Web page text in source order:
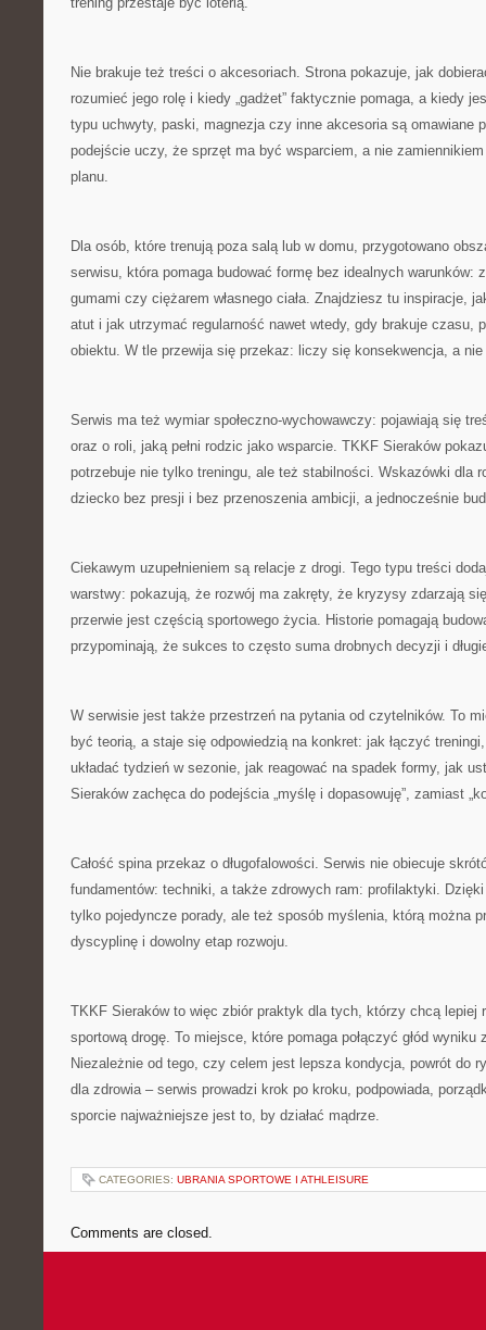
Nie brakuje też treści o akcesoriach. Strona pokazuje, jak
rozumieć jego rolę i kiedy „gadżet” faktycznie pomaga, a kiedy
typu uchwyty, paski, magnezja czy inne akcesoria są omawiane
podejście uczy, że sprzęt ma być wsparciem, a nie
planu.
Dla osób, które trenują poza salą lub w domu, przygotowano
serwisu, która pomaga budować formę bez idealnych warunków:
gumami czy ciężarem własnego ciała. Znajdziesz tu inspiracje,
atut i jak utrzymać regularność nawet wtedy, gdy brakuje czasu,
obiektu. W tle przewija się przekaz: liczy się konsekwencja, a
Serwis ma też wymiar społeczno-wychowawczy: pojawiają się
oraz o roli, jaką pełni rodzic jako wsparcie. TKKF Sieraków
potrzebuje nie tylko treningu, ale też stabilności. Wskazówki dla
dziecko bez presji i bez przenoszenia ambicji, a jednocześnie
Ciekawym uzupełnieniem są relacje z drogi. Tego typu treści
warstwy: pokazują, że rozwój ma zakręty, że kryzysy zdarzają
przerwie jest częścią sportowego życia. Historie pomagają
przypominają, że sukces to często suma drobnych decyzji i
W serwisie jest także przestrzeń na pytania od czytelników. To
być teorią, a staje się odpowiedzią na konkret: jak łączyć
układać tydzień w sezonie, jak reagować na spadek formy, jak
Sieraków zachęca do podejścia „myślę i dopasowuję”, zamiast
Całość spina przekaz o długofalowości. Serwis nie obiecuje
fundamentów: techniki, a także zdrowych ram: profilaktyki.
tylko pojedyncze porady, ale też sposób myślenia, którą można
dyscyplinę i dowolny etap rozwoju.
TKKF Sieraków to więc zbiór praktyk dla tych, którzy chcą lepiej
sportową drogę. To miejsce, które pomaga połączyć głód wyniku
Niezależnie od tego, czy celem jest lepsza kondycja, powrót do
dla zdrowia – serwis prowadzi krok po kroku, podpowiada,
sporcie najważniejsze jest to, by działać mądrze.
CATEGORIES: UBRANIA SPORTOWE I ATHLEISURE
Comments are closed.